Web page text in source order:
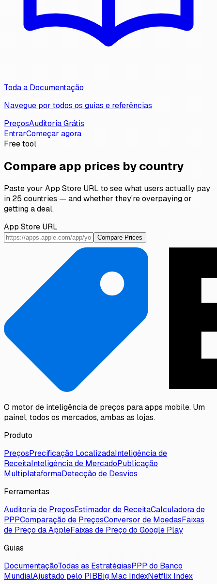
Toda a Documentação
Navegue por todos os guias e referências
PreçosAuditoria Grátis
EntrarComeçar agora
Free tool
Compare app prices by country
Paste your App Store URL to see what users actually pay
in 25 countries — and whether they're overpaying or
getting a deal.
App Store URL
Compare Prices
O motor de inteligência de preços para apps mobile. Um
painel, todos os mercados, ambas as lojas.
Produto
PreçosPrecificação LocalizadaInteligência de
ReceitaInteligência de MercadoPublicação
MultiplataformaDetecção de Desvios
Ferramentas
Auditoria de PreçosEstimador de ReceitaCalculadora de
PPPComparação de PreçosConversor de MoedasFaixas
de Preço da AppleFaixas de Preço do Google Play
Guias
DocumentaçãoTodas as EstratégiasPPP do Banco
MundialAjustado pelo PIBBig Mac IndexNetflix Index